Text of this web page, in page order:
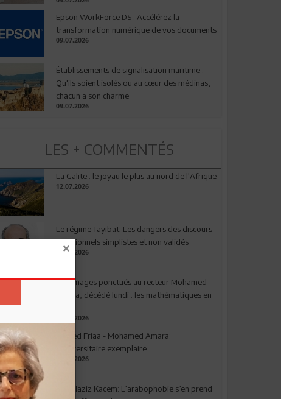
Epson WorkForce DS : Accélérez la
transformation numérique de vos documents
09.07.2026
Établissements de signalisation maritime :
Qu'ils soient isolés ou au cœur des médinas,
chacun a son charme
09.07.2026
LES + COMMENTÉS
La Galite : le joyau le plus au nord de l'Afrique
12.07.2026
Le régime Tayibat: Les dangers des discours
nutritionnels simplistes et non validés
09.07.2026
Hommages ponctués au recteur Mohamed
Amara, décédé lundi : les mathématiques en
03.08.2026
Ahmed Friaa - Mohamed Amara:
l’Universitaire exemplaire
04.08.2026
Abdelaziz Kacem: L’arabophobie s’en prend